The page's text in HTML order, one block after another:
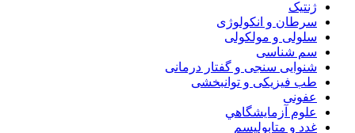
ژنتیک
سرطان و انکولوژی
سلولی و مولکولی
سم شناسی
شنوایی سنجی و گفتار درمانی
طب فیزیکی و توانبخشی
عفونی
علوم آزمايشگاهي
غدد و متابولیسم